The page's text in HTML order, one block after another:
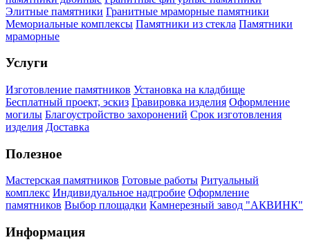
Элитные памятники Гранитные мраморные памятники
Мемориальные комплексы Памятники из стекла Памятники
мраморные
Услуги
Изготовление памятников Установка на кладбище
Бесплатный проект, эскиз Гравировка изделия Оформление
могилы Благоустройство захоронений Срок изготовления
изделия Доставка
Полезное
Мастерская памятников Готовые работы Ритуальный
комплекс Индивидуальное надгробие Оформление
памятников Выбор площадки Камнерезный завод "АКВИНК"
Информация